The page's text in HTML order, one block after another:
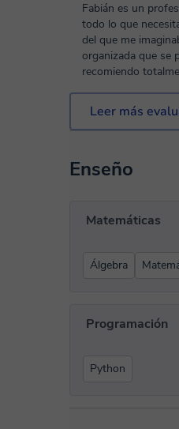
Fabián es un
todo lo que
del que me
organizada que se
recomiendo
Leer más
Enseño
Matemáticas
Álgebra
Programación
Python